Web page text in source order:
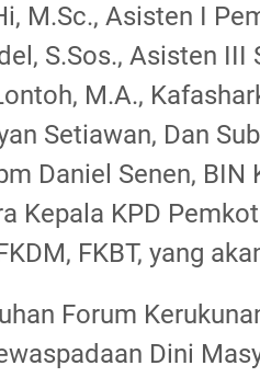
M.Sc., Asisten I
S.Sos., Asisten III
M.A.,
Setiawan, Dan
Daniel Senen,
Kepala KPD
FKBT, yang
Forum
Dini